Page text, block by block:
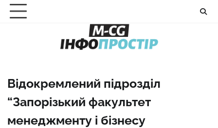
Перейти
Відокремлений підрозділ
“Запорізький факультет
менеджменту і бізнесу